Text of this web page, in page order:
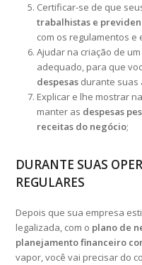
Certificar-se de que
trabalhistas e
com os regulamentos e
Ajudar na criação de um
adequado, para que
despesas durante suas
Explicar e lhe mostrar
manter as despesas
receitas do negócio;
DURANTE SUAS
REGULARES
Depois que sua empresa
legalizada, com o plano de
planejamento financeiro
vapor, você vai precisar do